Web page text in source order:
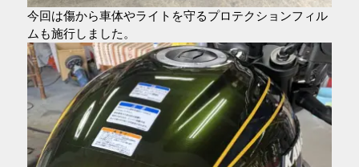
今回は傷から車体やライトを守るプロテクションフィル
ムも施行しました。